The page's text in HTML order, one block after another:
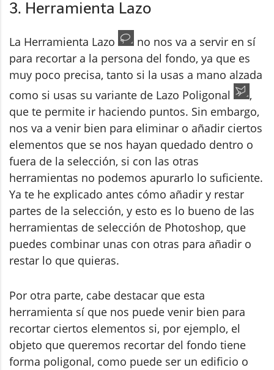
3. Herramienta Lazo
La Herramienta Lazo
no nos va a servir en sí
para recortar a la persona del fondo, ya que es
muy poco precisa, tanto si la usas a mano alzada
como si usas su variante de Lazo Poligonal
,
que te permite ir haciendo puntos. Sin embargo,
nos va a venir bien para eliminar o añadir ciertos
elementos que se nos hayan quedado dentro o
fuera de la selección, si con las otras
herramientas no podemos apurarlo lo suficiente.
Ya te he explicado antes cómo añadir y restar
partes de la selección, y esto es lo bueno de las
herramientas de selección de Photoshop, que
puedes combinar unas con otras para añadir o
restar lo que quieras.
Por otra parte, cabe destacar que esta
herramienta sí que nos puede venir bien para
recortar ciertos elementos si, por ejemplo, el
objeto que queremos recortar del fondo tiene
forma poligonal, como puede ser un edificio o